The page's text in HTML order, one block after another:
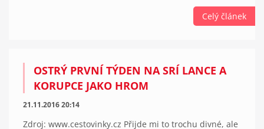
Celý článek
OSTRÝ PRVNÍ TÝDEN NA SRÍ LANCE A
KORUPCE JAKO HROM
21.11.2016 20:14
Zdroj: www.cestovinky.cz Přijde mi to trochu divné, ale